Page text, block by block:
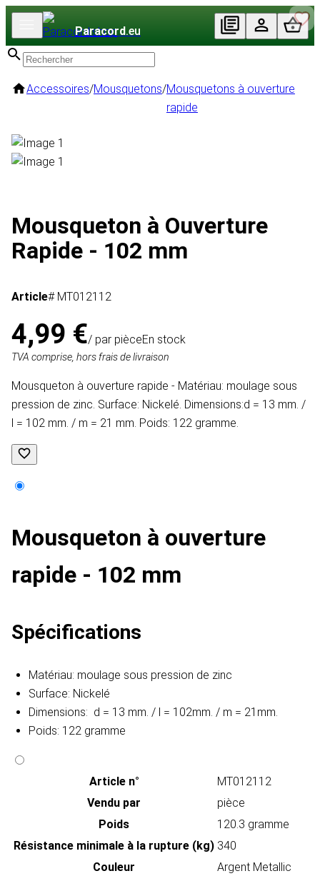
Paracord.eu
Accessoires/Mousquetons/Mousquetons à ouverture
rapide
Mousqueton à Ouverture
Rapide - 102 mm
Article# MT012112
4,99 €/ par pièceEn stock
TVA comprise, hors frais de livraison
Mousqueton à ouverture rapide - Matériau: moulage sous
pression de zinc. Surface: Nickelé. Dimensions:d = 13 mm. /
l = 102 mm. / m = 21 mm. Poids: 122 gramme.
Mousqueton à ouverture
rapide - 102 mm
Spécifications
Matériau: moulage sous pression de zinc
Surface: Nickelé
Dimensions: d = 13 mm. / l = 102mm. / m = 21mm.
Poids: 122 gramme
Article n°
MT012112
Vendu par
pièce
Poids
120.3 gramme
Résistance minimale à la rupture (kg) 340
Couleur
Argent Metallic